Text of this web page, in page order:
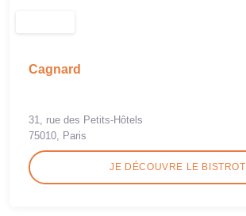
Cagnard
31, rue des Petits-Hôtels
75010, Paris
JE DÉCOUVRE LE BISTROT